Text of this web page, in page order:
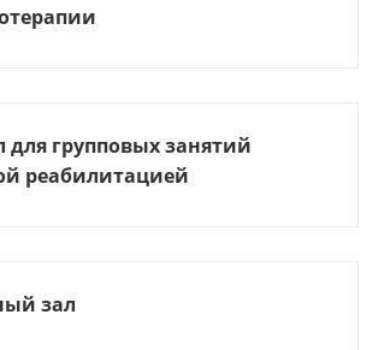
групповых занятий
реабилитацией
зал